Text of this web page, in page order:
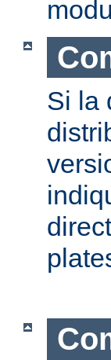
Si la